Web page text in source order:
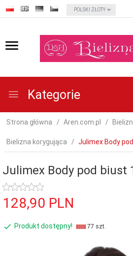
currency_h
POLSKI ZŁOTY
Kategorie
Strona główna Aren.com.pl
Bielizna korygująca Julimex Body
Julimex Body pod biust
128,90 PLN
Produkt dostępny! 77 szt.